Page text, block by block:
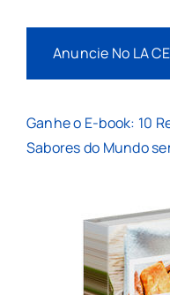
Anuncie No LA
Ganhe o E-book: 10
Sabores do Mundo